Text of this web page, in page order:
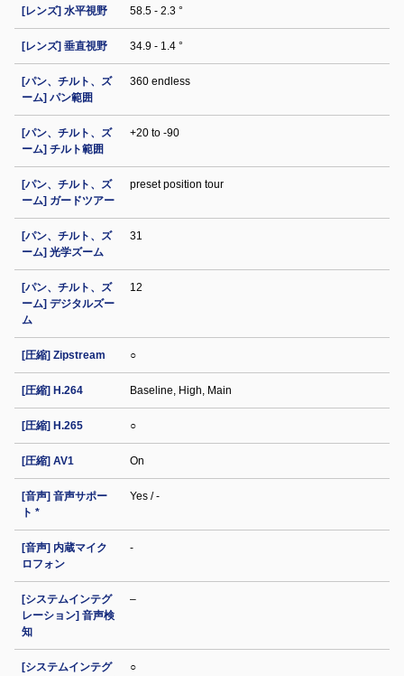
[レンズ] 水平視野 58.5 - 2.3 °
[レンズ] 垂直視野 34.9 - 1.4 °
[パン、チルト、ズ
ーム] パン範囲
360 endless
[パン、チルト、ズ
ーム] チルト範囲
+20 to -90
[パン、チルト、ズ
ーム] ガードツアー
preset position tour
[パン、チルト、ズ
ーム] 光学ズーム
31
[パン、チルト、ズ
ーム] デジタルズー
ム
12
[圧縮] Zipstream ○
[圧縮] H.264 Baseline, High, Main
[圧縮] H.265 ○
[圧縮] AV1 On
[音声] 音声サポー
ト *
Yes / -
[音声] 内蔵マイク
ロフォン
-
[システムインテグ
レーション] 音声検
知
–
[システムインテグ
○